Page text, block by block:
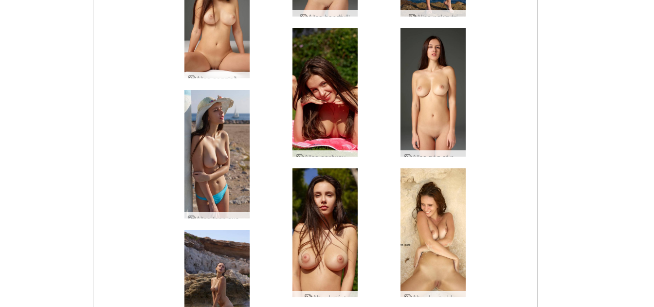
Alisa handfylli Alisa nakin frí
Alisa geggjaðar sveigjur
Alisa garðvoyeur Alisa nóg af nektarmyndum
Alisa topplaus á almannafæri
Alisa brjóst Alisa kynþokkafullur sandy